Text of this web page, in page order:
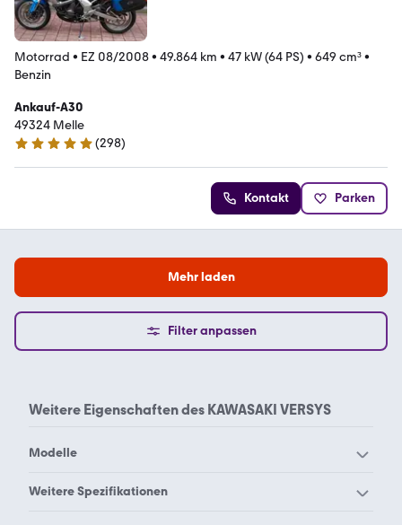
Motorrad • EZ 08/2008• 49.864 km • 47 kW (64 PS) • 649 cm³•
Benzin
Ankauf-A30
49324 Melle
4.8 Sterne
(298)
Kontakt Parken
Mehr laden
Filter anpassen
Weitere Eigenschaften des KAWASAKI VERSYS
Modelle
Kawasaki Brute Force 750
Weitere Spezifikationen